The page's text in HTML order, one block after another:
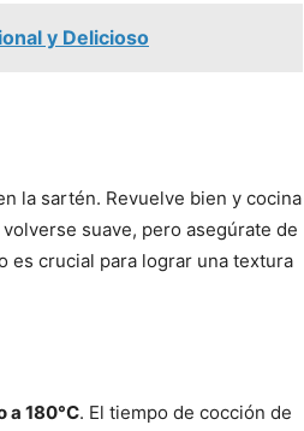
y Delicioso
la sartén. Revuelve bien y cocina
suave, pero asegúrate de
es crucial para lograr una textura
a 180°C. El tiempo de cocción de